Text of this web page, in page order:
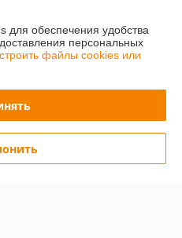
обеспечения удобства
персональных
файлы cookies или